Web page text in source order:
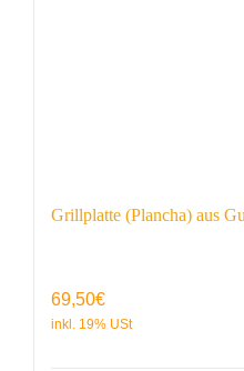
Grillplatte (Plancha) aus
69,50€